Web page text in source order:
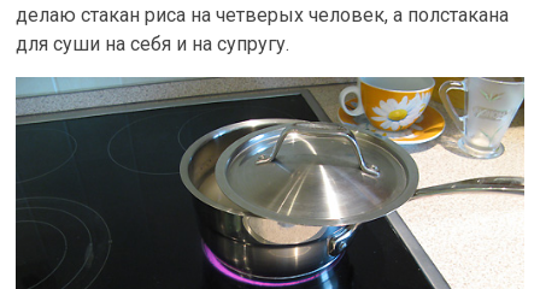
делаю стакан риса на четверых человек, а полстакана
для суши на себя и на супругу.